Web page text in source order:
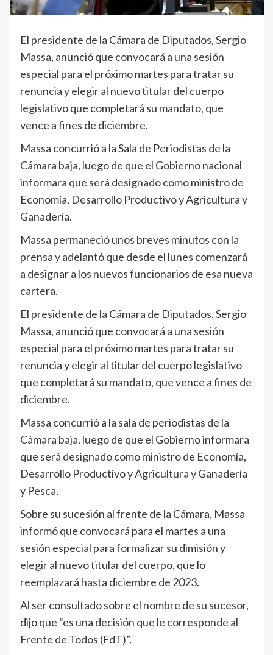
El presidente de la Cámara de Diputados, Sergio
Massa, anunció que convocará a una sesión
especial para el próximo martes para tratar su
renuncia y elegir al nuevo titular del cuerpo
legislativo que completará su mandato, que
vence a fines de diciembre.
Massa concurrió a la Sala de Periodistas de la
Cámara baja, luego de que el Gobierno nacional
informara que será designado como ministro de
Economía, Desarrollo Productivo y Agricultura y
Ganadería.
Massa permaneció unos breves minutos con la
prensa y adelantó que desde el lunes comenzará
a designar a los nuevos funcionarios de esa nueva
cartera.
El presidente de la Cámara de Diputados, Sergio
Massa, anunció que convocará a una sesión
especial para el próximo martes para tratar su
renuncia y elegir al titular del cuerpo legislativo
que completará su mandato, que vence a fines de
diciembre.
Massa concurrió a la sala de periodistas de la
Cámara baja, luego de que el Gobierno informara
que será designado como ministro de Economía,
Desarrollo Productivo y Agricultura y Ganadería
y Pesca.
Sobre su sucesión al frente de la Cámara, Massa
informó que convocará para el martes a una
sesión especial para formalizar su dimisión y
elegir al nuevo titular del cuerpo, que lo
reemplazará hasta diciembre de 2023.
Al ser consultado sobre el nombre de su sucesor,
dijo que “es una decisión que le corresponde al
Frente de Todos (FdT)”.